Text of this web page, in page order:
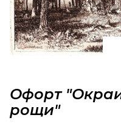
Офорт
рощи"